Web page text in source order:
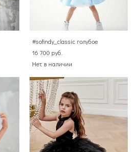
#sofindy_classic голубое
16 700 pуб.
Нет в наличии